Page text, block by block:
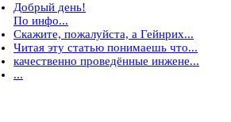
Добрый день!
По инфо...
Скажите, пожалуйста, а Гейнрих...
Читая эту статью понимаешь что...
качественно проведённые инжене...
...